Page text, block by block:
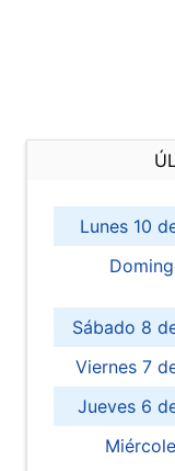
Lunes 10
Sábado 8
Viernes 7
Jueves 6